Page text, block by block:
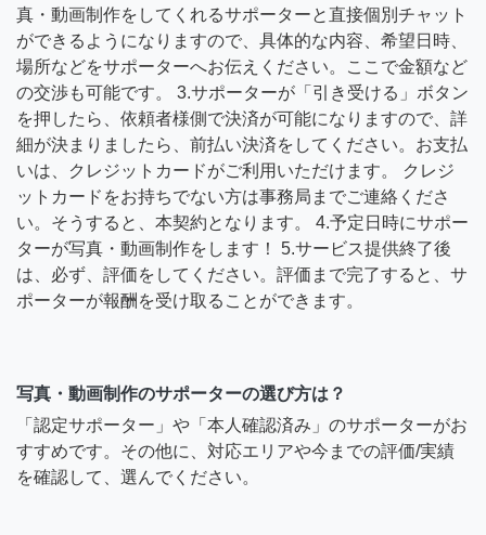
真・動画制作をしてくれるサポーターと直接個別チャット
ができるようになりますので、具体的な内容、希望日時、
場所などをサポーターへお伝えください。ここで金額など
の交渉も可能です。 3.サポーターが「引き受ける」ボタン
を押したら、依頼者様側で決済が可能になりますので、詳
細が決まりましたら、前払い決済をしてください。お支払
いは、クレジットカードがご利用いただけます。 クレジ
ットカードをお持ちでない方は事務局までご連絡くださ
い。そうすると、本契約となります。 4.予定日時にサポー
ターが写真・動画制作をします！ 5.サービス提供終了後
は、必ず、評価をしてください。評価まで完了すると、サ
ポーターが報酬を受け取ることができます。
写真・動画制作のサポーターの選び方は？
「認定サポーター」や「本人確認済み」のサポーターがお
すすめです。その他に、対応エリアや今までの評価/実績
を確認して、選んでください。